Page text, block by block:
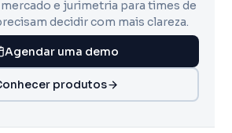
e jurimetria para times de
decidir com mais clareza.
Agendar uma demo
produtos